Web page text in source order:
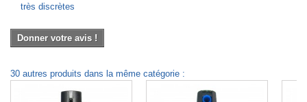
très discrètes
Donner votre avis !
30 autres produits dans la même catégorie :